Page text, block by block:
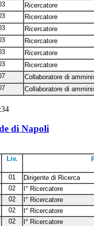
Ricercatore
Ricercatore
Ricercatore
Ricercatore
Ricercatore
Ricercatore
Collaboratore di
Collaboratore di
di Napoli
Liv.
01
Dirigente di Ricerca
02
I° Ricercatore
02
I° Ricercatore
02
I° Ricercatore
02
I° Ricercatore